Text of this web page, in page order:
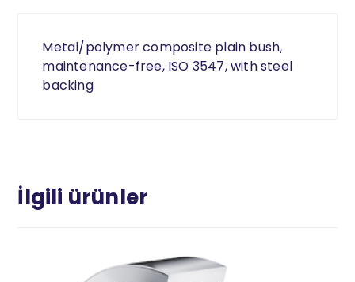
Metal/polymer composite plain bush,
maintenance-free, ISO 3547, with steel
backing
İlgili ürünler